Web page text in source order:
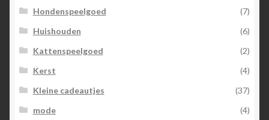
Hondenspeelgoed
(7)
Huishouden
(6)
Kattenspeelgoed
(2)
Kerst
(4)
Kleine cadeautjes
(37)
mode
(4)